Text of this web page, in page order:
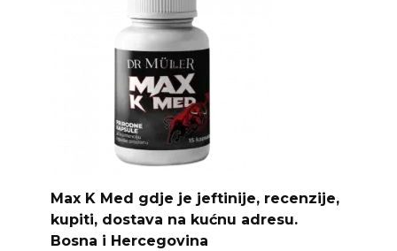
Max K Med gdje je jeftinije, recenzije,
kupiti, dostava na kućnu adresu.
Bosna i Hercegovina